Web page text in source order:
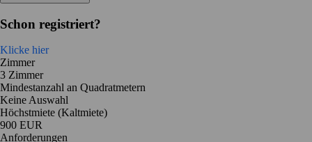
Schon registriert?
Klicke hier
Zimmer
3 Zimmer
Mindestanzahl an Quadratmetern
Keine Auswahl
Höchstmiete (Kaltmiete)
900 EUR
Anforderungen